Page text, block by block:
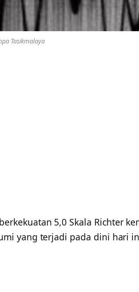
Tasikmalaya
5,0 Skala Richter
yang terjadi pada dini hari